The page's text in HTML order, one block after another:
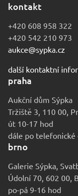
kontakt
+420 608 958 322
+420 542 210 973
aukce@sypka.cz
další kontaktní
praha
Aukční dům Sýpka
Tržiště 3, 110 00,
út 10-17 hod
dále po telefonické
brno
Galerie Sýpka,
Údolní 70, 602 00,
po-pá 9-16 hod